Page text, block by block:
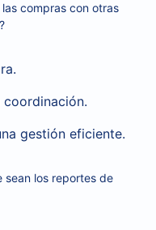
compras con otras
coordinación.
gestión eficiente.
sean los reportes de